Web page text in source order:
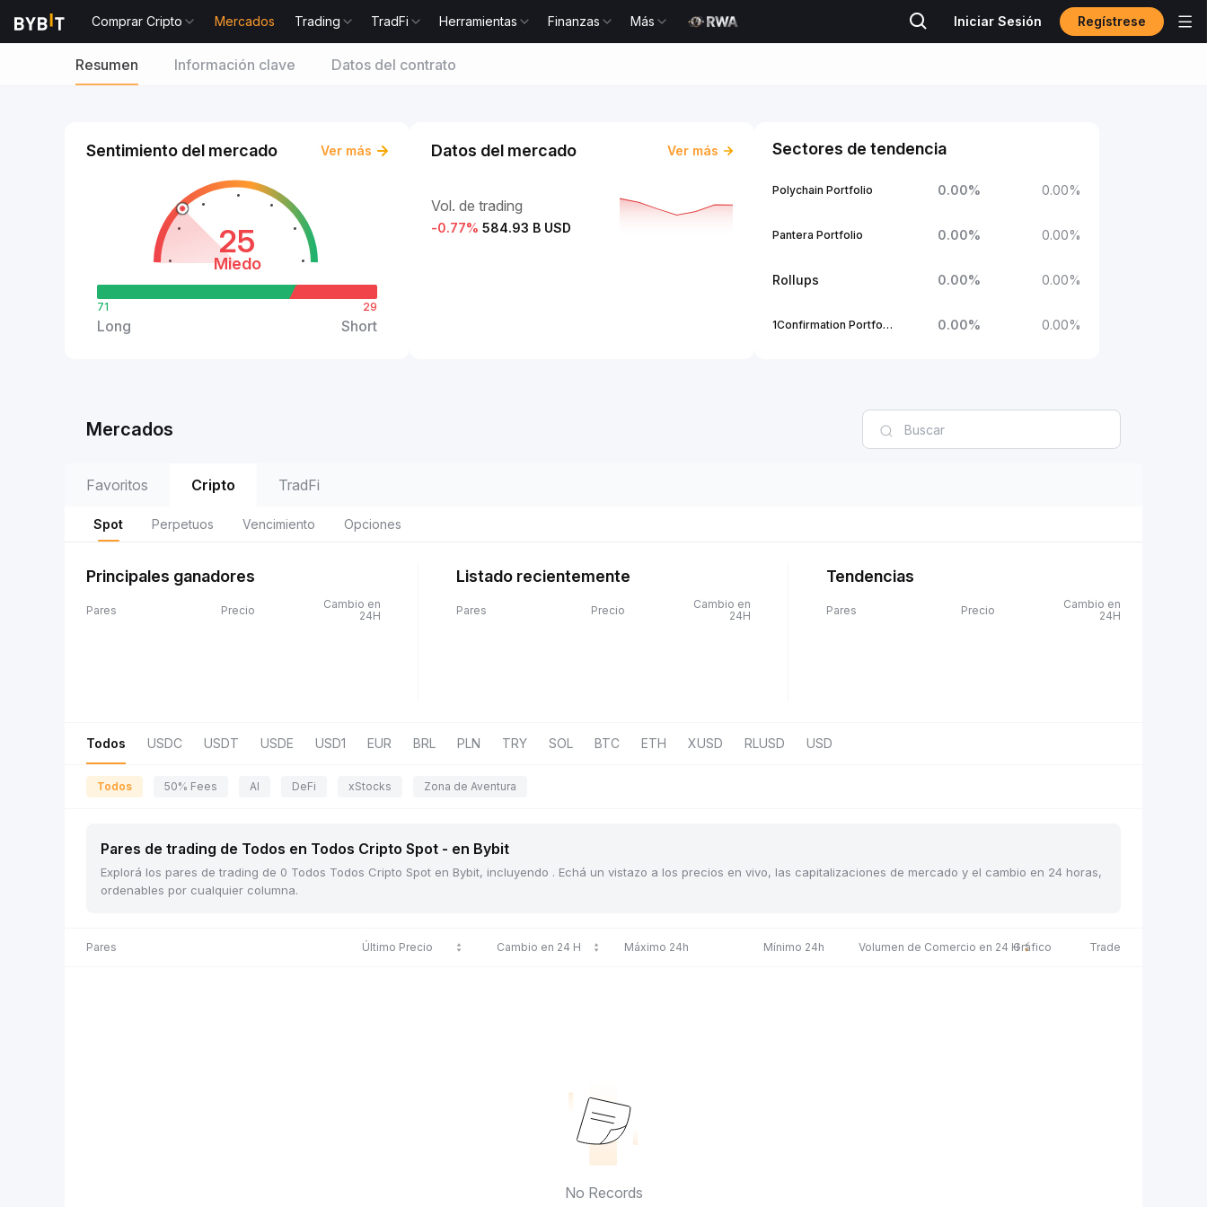
Comprar Cripto Mercados Trading TradFi Herramientas Finanzas Más Iniciar Sesión Regístrese
Resumen Información clave Datos del contrato
Sentimiento del mercado Ver más
25
Miedo
71
Long
29
Short
Datos del mercado Ver más
Vol. de trading
-0.77% 584.93 B USD
Sectores de tendencia
Polychain Portfolio 0.00% 0.00%
Pantera Portfolio 0.00% 0.00%
Rollups 0.00% 0.00%
1Confirmation Portfolio 0.00% 0.00%
Mercados
Favoritos Cripto TradFi
Spot Perpetuos Vencimiento Opciones
Principales ganadores
Pares Precio
Cambio en
24H
Listado recientemente
Pares Precio
Cambio en
24H
Tendencias
Pares Precio
Cambio en
24H
Todos USDC USDT USDE USD1 EUR BRL PLN TRY SOL BTC ETH XUSD RLUSD USD
Todos 50% Fees AI DeFi xStocks Zona de Aventura
Pares de trading de Todos en Todos Cripto Spot - en Bybit
Explorá los pares de trading de 0 Todos Todos Cripto Spot en Bybit, incluyendo . Echá un vistazo a los precios en vivo, las capitalizaciones de mercado y el cambio en 24 horas,
ordenables por cualquier columna.
Pares Último Precio Cambio en 24 H Máximo 24h Mínimo 24h Volumen de Comercio en 24 HGráfico Trade
No Records